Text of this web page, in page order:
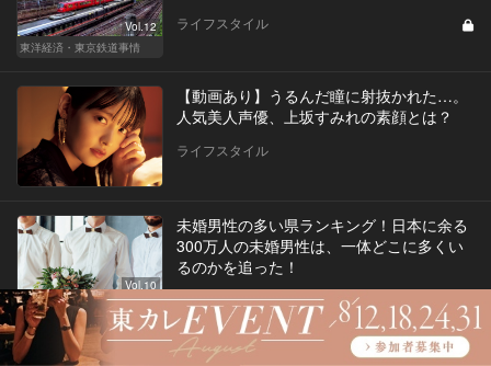
Vol.12
東洋経済・東京鉄道事情
ライフスタイル
【動画あり】うるんだ瞳に射抜かれた…。
人気美人声優、上坂すみれの素顔とは？
ライフスタイル
Vol.10
東洋経済
未婚男性の多い県ランキング！日本に余る
300万人の未婚男性は、一体どこに多くい
るのかを追った！
ライフスタイル